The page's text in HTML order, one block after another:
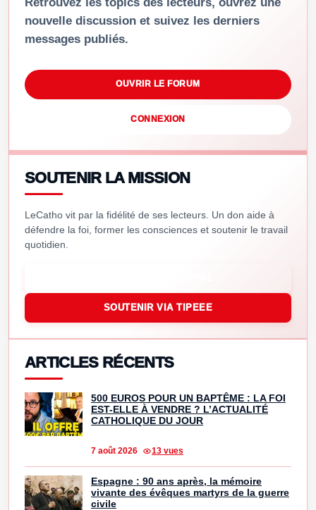
nouvelle discussion et suivez les derniers
messages publiés.
OUVRIR LE FORUM
CONNEXION
SOUTENIR LA MISSION
LeCatho vit par la fidélité de ses lecteurs. Un don aide à
défendre la foi, former les consciences et soutenir le travail
quotidien.
SOUTENIR VIA TIPEEE
ARTICLES RÉCENTS
500 EUROS POUR UN BAPTÊME : LA FOI
EST-ELLE À VENDRE ? L’ACTUALITÉ
CATHOLIQUE DU JOUR
7 août 2026 13 vues
Espagne : 90 ans après, la mémoire
vivante des évêques martyrs de la guerre
civile